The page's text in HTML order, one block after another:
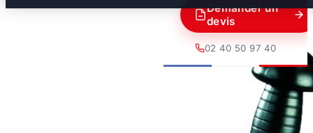
Demander un
devis
02 40 50 97 40